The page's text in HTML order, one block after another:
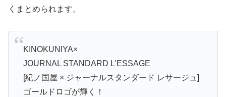
くまとめられます。
KINOKUNIYA×
JOURNAL STANDARD L’ESSAGE
[紀ノ国屋 × ジャーナルスタンダード レサージュ]
ゴールドロゴが輝く！